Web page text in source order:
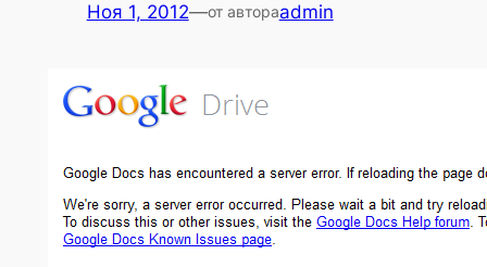
Ноя 1, 2012—от автораadmin